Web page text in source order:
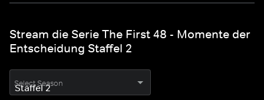
Stream die Serie The First 48 - Momente der
Entscheidung Staffel 2
Select Season